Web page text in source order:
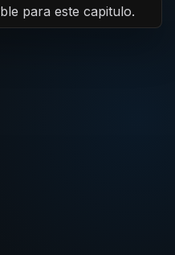
para este capitulo.